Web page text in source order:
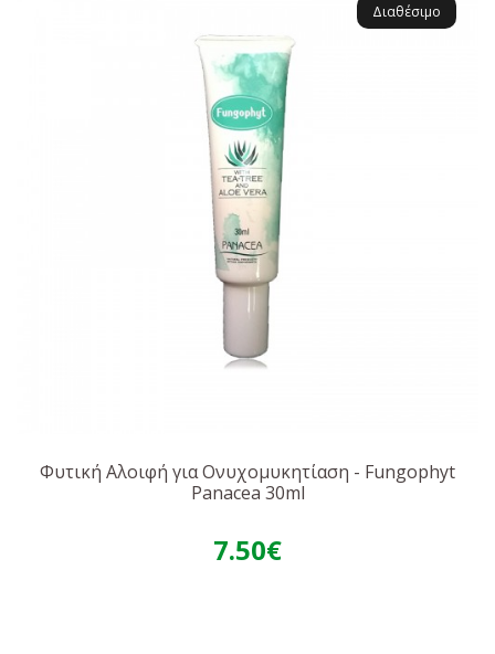
Διαθέσιμο
Φυτική Αλοιφή για Ονυχομυκητίαση - Fungophyt
Panacea 30ml
7.50€